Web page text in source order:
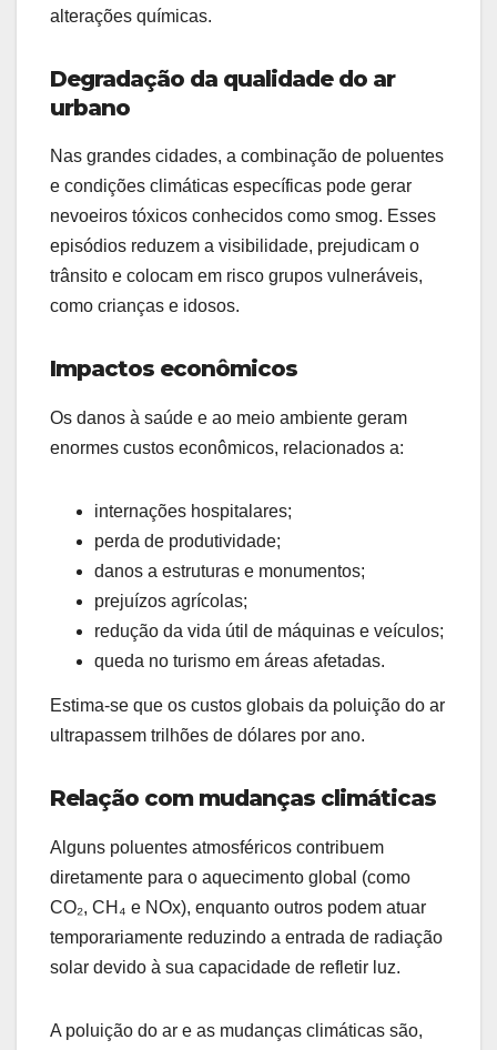
alterações químicas.
Degradação da qualidade do ar
urbano
Nas grandes cidades, a combinação de poluentes
e condições climáticas específicas pode gerar
nevoeiros tóxicos conhecidos como smog. Esses
episódios reduzem a visibilidade, prejudicam o
trânsito e colocam em risco grupos vulneráveis,
como crianças e idosos.
Impactos econômicos
Os danos à saúde e ao meio ambiente geram
enormes custos econômicos, relacionados a:
internações hospitalares;
perda de produtividade;
danos a estruturas e monumentos;
prejuízos agrícolas;
redução da vida útil de máquinas e veículos;
queda no turismo em áreas afetadas.
Estima-se que os custos globais da poluição do ar
ultrapassem trilhões de dólares por ano.
Relação com mudanças climáticas
Alguns poluentes atmosféricos contribuem
diretamente para o aquecimento global (como
CO₂, CH₄ e NOx), enquanto outros podem atuar
temporariamente reduzindo a entrada de radiação
solar devido à sua capacidade de refletir luz.
A poluição do ar e as mudanças climáticas são,